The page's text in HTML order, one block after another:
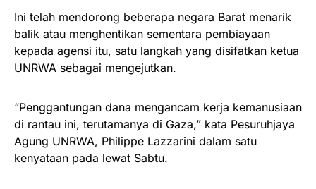
Ini telah mendorong beberapa negara Barat menarik
balik atau menghentikan sementara pembiayaan
kepada agensi itu, satu langkah yang disifatkan ketua
UNRWA sebagai mengejutkan.
“Penggantungan dana mengancam kerja kemanusiaan
di rantau ini, terutamanya di Gaza,” kata Pesuruhjaya
Agung UNRWA, Philippe Lazzarini dalam satu
kenyataan pada lewat Sabtu.